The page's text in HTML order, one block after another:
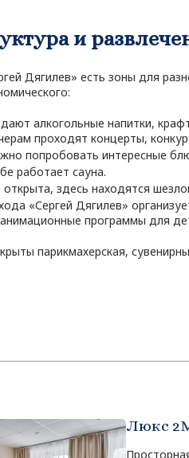
и
Дягилев» есть зоны для
алкогольные напитки,
проходят концерты,
попробовать интересные
работает сауна.
здесь находятся
«Сергей Дягилев»
программы для
парикмахерская,
Люкс